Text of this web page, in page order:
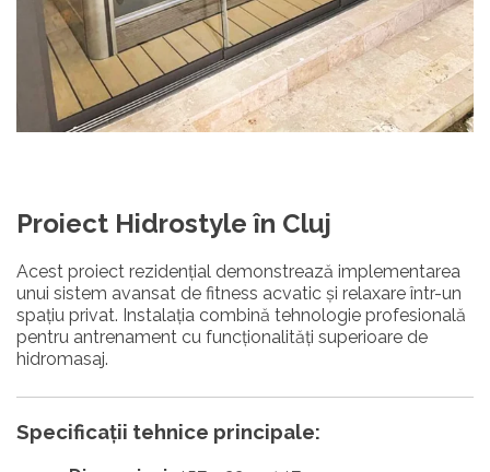
Proiect Hidrostyle în Cluj
Acest proiect rezidențial demonstrează implementarea
unui sistem avansat de fitness acvatic și relaxare într-un
spațiu privat. Instalația combină tehnologie profesională
pentru antrenament cu funcționalități superioare de
hidromasaj.
Specificații tehnice principale: